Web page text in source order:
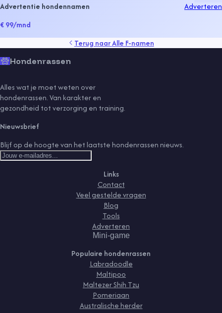
Advertentie hondennamen
€ 99/mnd
Adverteren
Terug naarAlle F-namen
Hondenrassen
Alles wat je moet weten over
hondenrassen. Van karakter en
gezondheid tot verzorging en training.
Nieuwsbrief
Blijf op de hoogte van het laatste hondenrassen nieuws.
Links
Contact
Veel gestelde vragen
Blog
Tools
Adverteren
Mini-game
Populaire hondenrassen
Labradoodle
Maltipoo
Maltezer Shih Tzu
Pomeriaan
Australische herder